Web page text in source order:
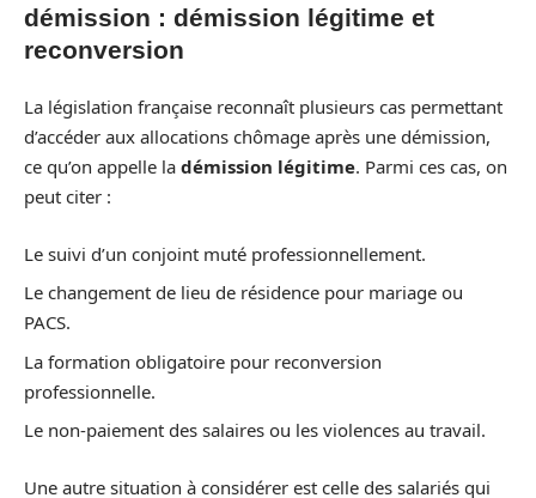
démission : démission légitime et
reconversion
La législation française reconnaît plusieurs cas permettant
d’accéder aux allocations chômage après une démission,
ce qu’on appelle la démission légitime. Parmi ces cas, on
peut citer :
Le suivi d’un conjoint muté professionnellement.
Le changement de lieu de résidence pour mariage ou
PACS.
La formation obligatoire pour reconversion
professionnelle.
Le non-paiement des salaires ou les violences au travail.
Une autre situation à considérer est celle des salariés qui